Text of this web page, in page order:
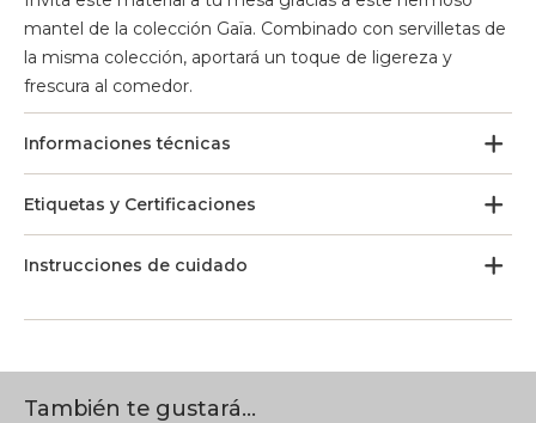
mantel de la colección Gaïa. Combinado con servilletas de
la misma colección, aportará un toque de ligereza y
frescura al comedor.
Informaciones técnicas
Etiquetas y Certificaciones
Instrucciones de cuidado
También te gustará...